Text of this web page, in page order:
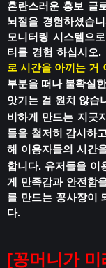
혼란스러운 홍보 글
뇌절을 경험하셨습
모니터링 시스템으로
티를 경험 하십시오.
로 시간을 아끼는 거
부분을 떠나 불확실
앗기는 걸 원치 않습
비하게 만드는 지긋
들을 철저히 감시하
해 이용자들의 시간
합니다. 유저들을 이
게 만족감과 안전함
를 만드는 꽁사장이
다.
[꽁머니가